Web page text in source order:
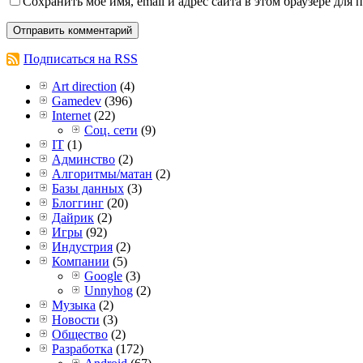
Подписаться на RSS
Art direction (4)
Gamedev (396)
Internet (22)
Соц. сети (9)
IT (1)
Админство (2)
Алгоритмы/матан (2)
Базы данных (3)
Блоггинг (20)
Дайрик (2)
Игры (92)
Индустрия (2)
Компании (5)
Google (3)
Unnyhog (2)
Музыка (2)
Новости (3)
Общество (2)
Разработка (172)